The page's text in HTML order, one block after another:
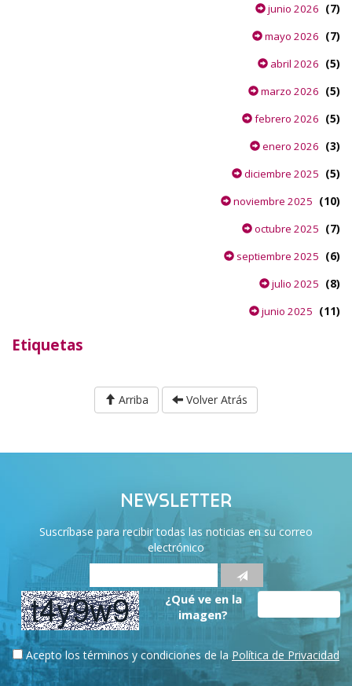
junio 2026 (7)
mayo 2026 (7)
abril 2026 (5)
marzo 2026 (5)
febrero 2026 (5)
enero 2026 (3)
diciembre 2025 (5)
noviembre 2025 (10)
octubre 2025 (7)
septiembre 2025 (6)
julio 2025 (8)
junio 2025 (11)
Etiquetas
Arriba Volver Atrás
NEWSLETTER
Suscríbase para recibir todas las noticias en su correo
electrónico
¿Qué ve en la
imagen?
Acepto los términos y condiciones de la Política de Privacidad